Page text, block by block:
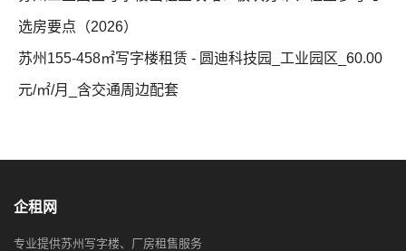
选房要点（2026）
苏州155-458㎡写字楼租赁 - 圆迪科技园_工业园区_60.00
元/㎡/月_含交通周边配套
企租网
专业提供苏州写字楼、厂房租售服务